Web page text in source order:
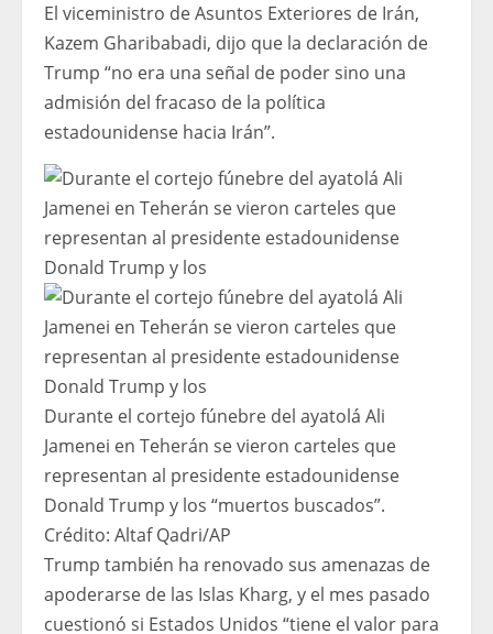
El viceministro de Asuntos Exteriores de Irán,
Kazem Gharibabadi, dijo que la declaración de
Trump “no era una señal de poder sino una
admisión del fracaso de la política
estadounidense hacia Irán”.
Durante el cortejo fúnebre del ayatolá Ali
Jamenei en Teherán se vieron carteles que
representan al presidente estadounidense
Donald Trump y los “muertos buscados”.
Crédito: Altaf Qadri/AP
Trump también ha renovado sus amenazas de
apoderarse de las Islas Kharg, y el mes pasado
cuestionó si Estados Unidos “tiene el valor para